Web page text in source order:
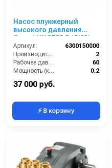
Насос плунжерный
высокого давления
Comet LW 0509 G (2/60);
1450 об/мин. Ø 3/4” п.в.
Артикул:
6300150000
Производительность (л/мин):
2
Рабочее давление (бар):
60
Мощность (кВт):
0.2
37 000 руб.
⚡ В корзину